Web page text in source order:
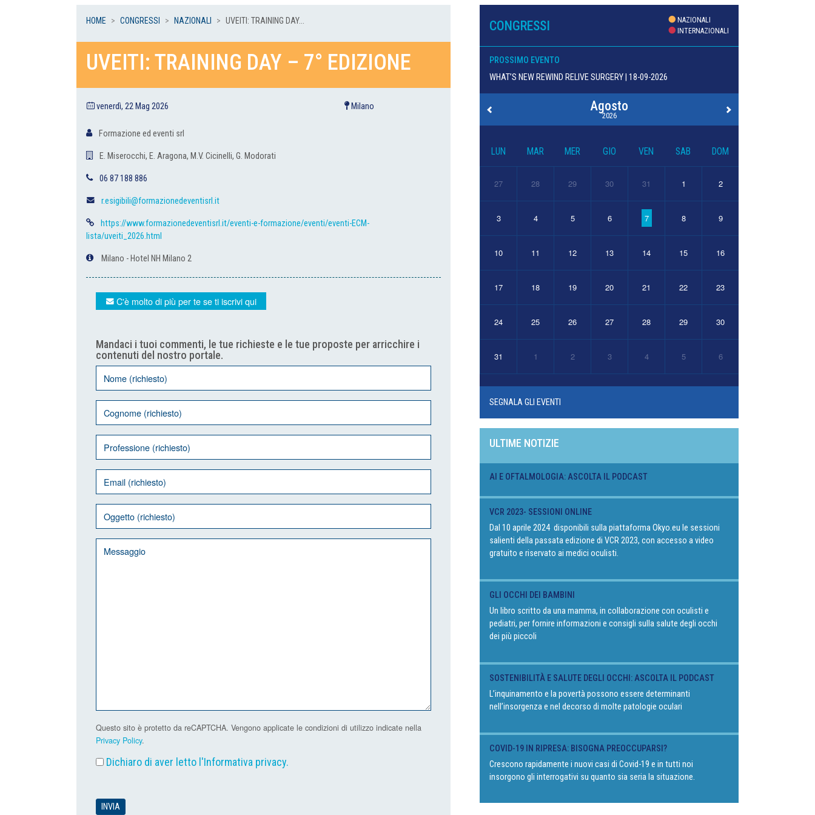
HOME CONGRESSI NAZIONALI UVEITI: TRAINING DAY...
UVEITI: TRAINING DAY – 7° EDIZIONE
venerdì, 22 Mag 2026 Milano
Formazione ed eventi srl
E. Miserocchi, E. Aragona, M.V. Cicinelli, G. Modorati
06 87 188 886
r.esigibili@formazionedeventisrl.it
https://www.formazionedeventisrl.it/eventi-e-formazione/eventi/eventi-ECM-
lista/uveiti_2026.html
Milano - Hotel NH Milano 2
C'è molto di più per te se ti iscrivi qui
Mandaci i tuoi commenti, le tue richieste e le tue proposte per arricchire i
contenuti del nostro portale.
Questo sito è protetto da reCAPTCHA. Vengono applicate le condizioni di utilizzo indicate nella
Privacy Policy.
Dichiaro di aver letto l'Informativa privacy.
CONGRESSI
NAZIONALI
INTERNAZIONALI
PROSSIMO EVENTO
WHAT’S NEW REWIND RELIVE SURGERY | 18-09-2026
Agosto
2026
LUN MAR MER GIO VEN SAB DOM
27 28 29 30 31 1 2
3 4 5 6 7 8 9
10 11 12 13 14 15 16
17 18 19 20 21 22 23
24 25 26 27 28 29 30
31 1 2 3 4 5 6
SEGNALA GLI EVENTI
ULTIME NOTIZIE
AI E OFTALMOLOGIA: ASCOLTA IL PODCAST
VCR 2023- SESSIONI ONLINE
Dal 10 aprile 2024 disponibili sulla piattaforma Okyo.eu le sessioni
salienti della passata edizione di VCR 2023, con accesso a video
gratuito e riservato ai medici oculisti.
GLI OCCHI DEI BAMBINI
Un libro scritto da una mamma, in collaborazione con oculisti e
pediatri, per fornire informazioni e consigli sulla salute degli occhi
dei più piccoli
SOSTENIBILITÀ E SALUTE DEGLI OCCHI: ASCOLTA IL PODCAST
L’inquinamento e la povertà possono essere determinanti
nell’insorgenza e nel decorso di molte patologie oculari
COVID-19 IN RIPRESA: BISOGNA PREOCCUPARSI?
Crescono rapidamente i nuovi casi di Covid-19 e in tutti noi
insorgono gli interrogativi su quanto sia seria la situazione.